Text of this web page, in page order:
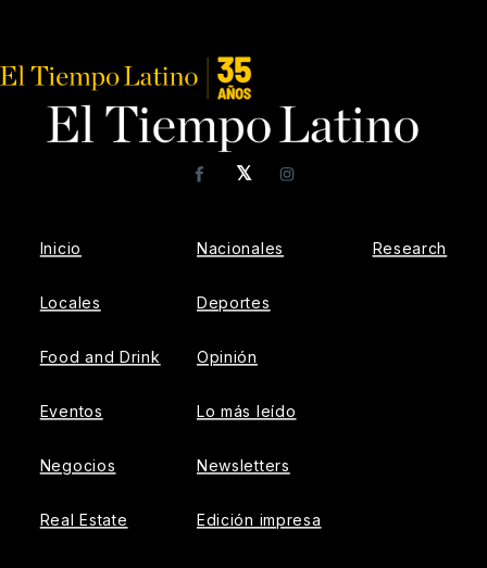
𝕏
FacebookInstagram
Inicio
Locales
Food and Drink
Eventos
Negocios
Real Estate
Nacionales
Deportes
Opinión
Lo más leído
Newsletters
Edición impresa
Research